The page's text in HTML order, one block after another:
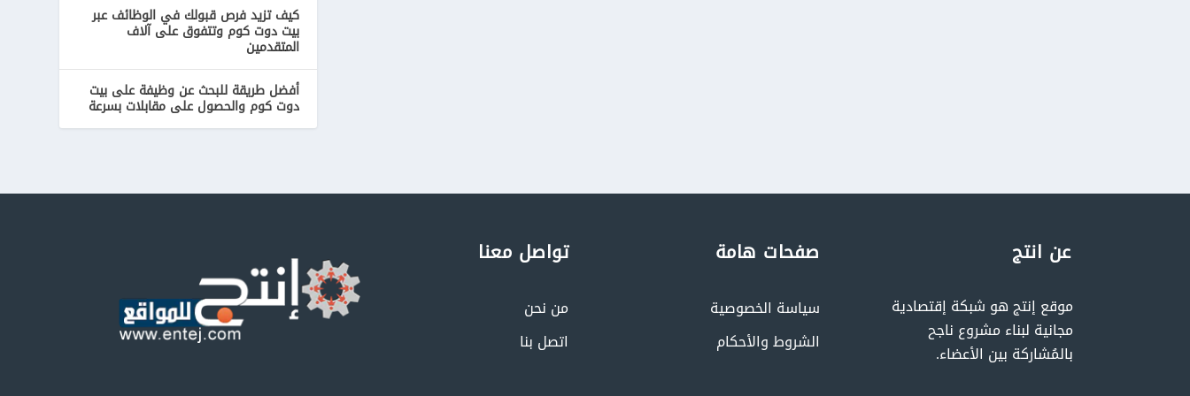
كيف تزيد فرص قبولك في الوظائف عبر
بيت دوت كوم وتتفوق على آلاف
المتقدمين
أفضل طريقة للبحث عن وظيفة على بيت
دوت كوم والحصول على مقابلات بسرعة
تواصل معنا
من نحن
اتصل بنا
صفحات هامة
سياسة الخصوصية
الشروط والأحكام
عن انتج
موقع إنتج هو شبكة إقتصادية
مجانية لبناء مشروع ناجح
بالمُشاركة بين الأعضاء.